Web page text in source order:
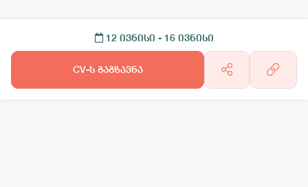
12 ივნისი - 16 ივნისი
CV-ს გაგზავნა